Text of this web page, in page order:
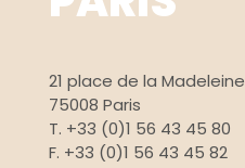
21 place de la Madeleine
75008 Paris
T. +33 (0)1 56 43 45 80
F. +33 (0)1 56 43 45 82